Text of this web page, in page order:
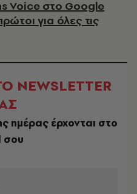
Voice στο Google
για όλες τις
NEWSLETTER
ημέρας έρχονται στο
σου